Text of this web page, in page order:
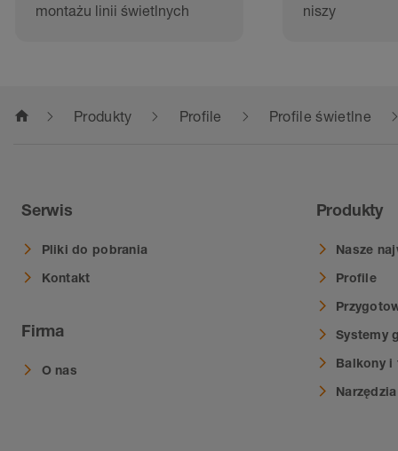
montażu linii świetlnych
niszy
home Produkty Profile Profile świetlne
Serwis
Pliki do pobrania
Kontakt
Firma
O nas
Produkty
Nasze
Profile
Systemy
Balkony i